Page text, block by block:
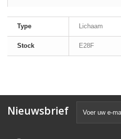
Type Lichaam
Stock E28F
Nieuwsbrief